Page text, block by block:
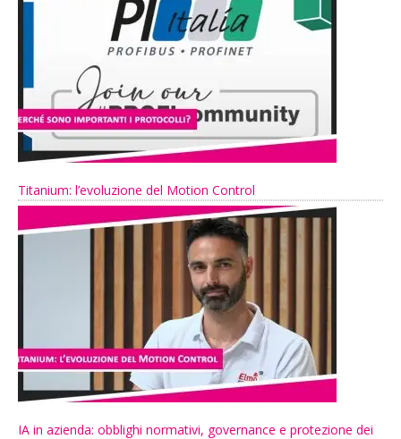
Titanium: l’evoluzione del Motion Control
IA in azienda: obblighi normativi, governance e protezione dei